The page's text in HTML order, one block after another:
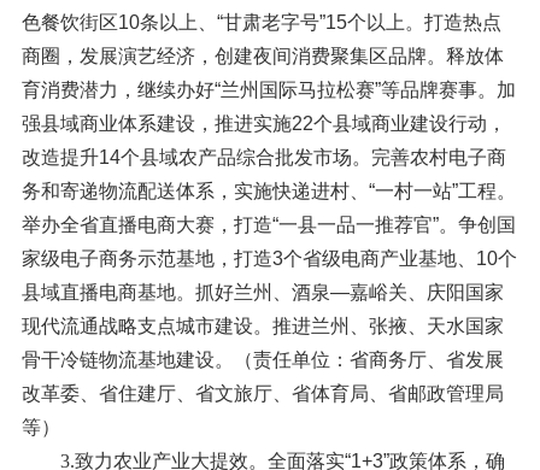
色餐饮街区10条以上、“甘肃老字号”15个以上。打造热点
商圈，发展演艺经济，创建夜间消费聚集区品牌。释放体
育消费潜力，继续办好“兰州国际马拉松赛”等品牌赛事。加
强县域商业体系建设，推进实施22个县域商业建设行动，
改造提升14个县域农产品综合批发市场。完善农村电子商
务和寄递物流配送体系，实施快递进村、“一村一站”工程。
举办全省直播电商大赛，打造“一县一品一推荐官”。争创国
家级电子商务示范基地，打造3个省级电商产业基地、10个
县域直播电商基地。抓好兰州、酒泉—嘉峪关、庆阳国家
现代流通战略支点城市建设。推进兰州、张掖、天水国家
骨干冷链物流基地建设。（责任单位：省商务厅、省发展
改革委、省住建厅、省文旅厅、省体育局、省邮政管理局
等）
3.致力农业产业大提效。 全面落实“1+3”政策体系，确